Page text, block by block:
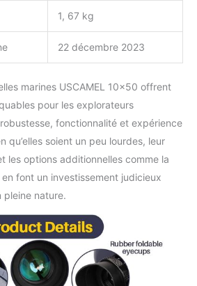
1, 67 kg
22 décembre 2023
marines USCAMEL 10×50 offrent
pour les explorateurs
fonctionnalité et expérience
qu’elles soient un peu lourdes, leur
les options additionnelles comme la
font un investissement judicieux
pleine nature.